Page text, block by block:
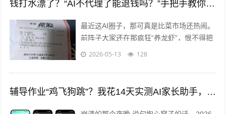
钱打水漂了？“AI不代理了能退钱吗？”手把手教你把这笔冤枉钱要回来！
最近这AI圈子，那可真是比菜市场还热闹。
前阵子大家还在那疯狂“养龙虾”，恨不得把
OpenClaw当成亲儿子养，指望它能给自己
2026-05-13 128
辅导作业“鸡飞狗跳”？我花14天实测AI家长助手，发现了这些意想不到的变化